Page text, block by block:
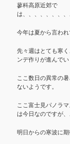
蓼科高原近郊で
は、、、、、、、
今年は夏から言われ
先々週はとても寒
ンデ作りが進んでい
ここ数日の異常の
ないようです。
ここ富士見パノラ
は今日なのですが、
明日からの寒波に期